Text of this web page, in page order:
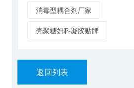
消毒型耦合剂厂家
壳聚糖妇科凝胶贴牌
返回列表